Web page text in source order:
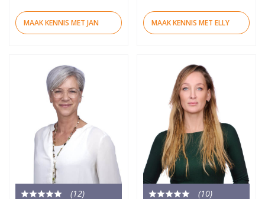
MAAK KENNIS MET JAN MAAK KENNIS MET ELLY
(12) (10)